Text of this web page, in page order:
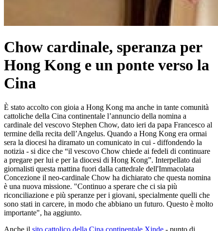
Chow cardinale, speranza per
Hong Kong e un ponte verso la
Cina
È stato accolto con gioia a Hong Kong ma anche in tante comunità
cattoliche della Cina continentale l’annuncio della nomina a
cardinale del vescovo Stephen Chow, dato ieri da papa Francesco al
termine della recita dell’Angelus. Quando a Hong Kong era ormai
sera la diocesi ha diramato un comunicato in cui - diffondendo la
notizia - si dice che “il vescovo Chow chiede ai fedeli di continuare
a pregare per lui e per la diocesi di Hong Kong”. Interpellato dai
giornalisti questa mattina fuori dalla cattedrale dell'Immacolata
Concezione il neo-cardinale Chow ha dichiarato che questa nomina
è una nuova missione. "Continuo a sperare che ci sia più
riconciliazione e più speranze per i giovani, specialmente quelli che
sono stati in carcere, in modo che abbiano un futuro. Questo è molto
importante", ha aggiunto.
Anche il sito cattolico della Cina continentale Xinde - punto di